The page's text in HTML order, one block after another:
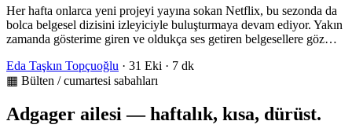
Her hafta onlarca yeni projeyi yayına sokan Netflix, bu sezonda da
bolca belgesel dizisini izleyiciyle buluşturmaya devam ediyor. Yakın
zamanda gösterime giren ve oldukça ses getiren belgesellere göz…
Eda Taşkın Topçuoğlu · 31 Eki · 7 dk
▦ Bülten / cumartesi sabahları
Adgager ailesi — haftalık, kısa, dürüst.